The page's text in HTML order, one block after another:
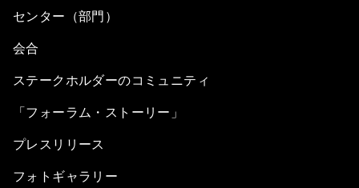
センター（部門）
会合
ステークホルダーのコミュニティ
「フォーラム・ストーリー」
プレスリリース
フォトギャラリー